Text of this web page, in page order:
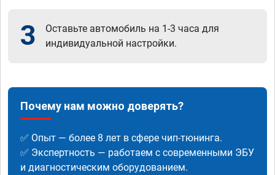
3
Оставьте автомобиль на 1-3 часа для
индивидуальной настройки.
Почему нам можно доверять?
✅ Опыт — более 8 лет в сфере чип-тюнинга.
✅ Экспертность — работаем с современными ЭБУ
и диагностическим оборудованием.